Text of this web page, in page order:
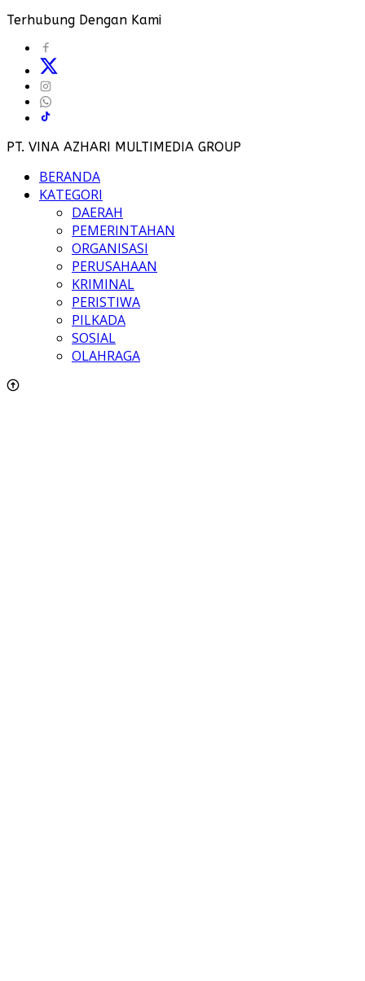
Terhubung Dengan Kami
PT. VINA AZHARI MULTIMEDIA GROUP
BERANDA
KATEGORI
DAERAH
PEMERINTAHAN
ORGANISASI
PERUSAHAAN
KRIMINAL
PERISTIWA
PILKADA
SOSIAL
OLAHRAGA